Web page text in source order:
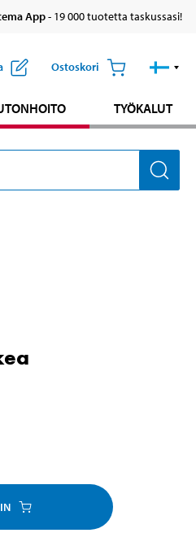
App- 19 000 tuotetta taskussasi!
Ostoskori
TYÖKALUT